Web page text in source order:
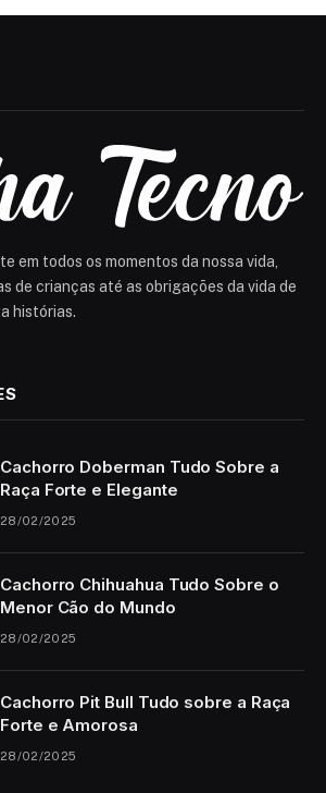
em todos os momentos da nossa vida,
de crianças até as obrigações da vida de
histórias.
Cachorro Doberman Tudo Sobre a
Raça Forte e Elegante
28/02/2025
Cachorro Chihuahua Tudo Sobre o
Menor Cão do Mundo
28/02/2025
Cachorro Pit Bull Tudo sobre a Raça
Forte e Amorosa
28/02/2025